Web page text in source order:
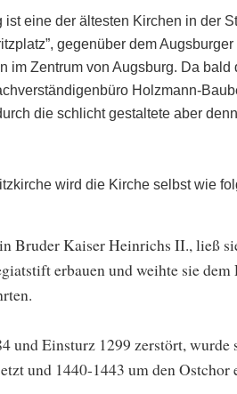
ist eine der ältesten Kirchen in der
gegenüber dem
im Zentrum von Augsburg. Da
Holzmann-
die schlicht gestaltete aber
wird die Kirche selbst wie
Bruder Kaiser Heinrichs II., ließ
erbauen und weihte sie
und Einsturz 1299 zerstört, wurde
und 1440-1443 um den Ostchor